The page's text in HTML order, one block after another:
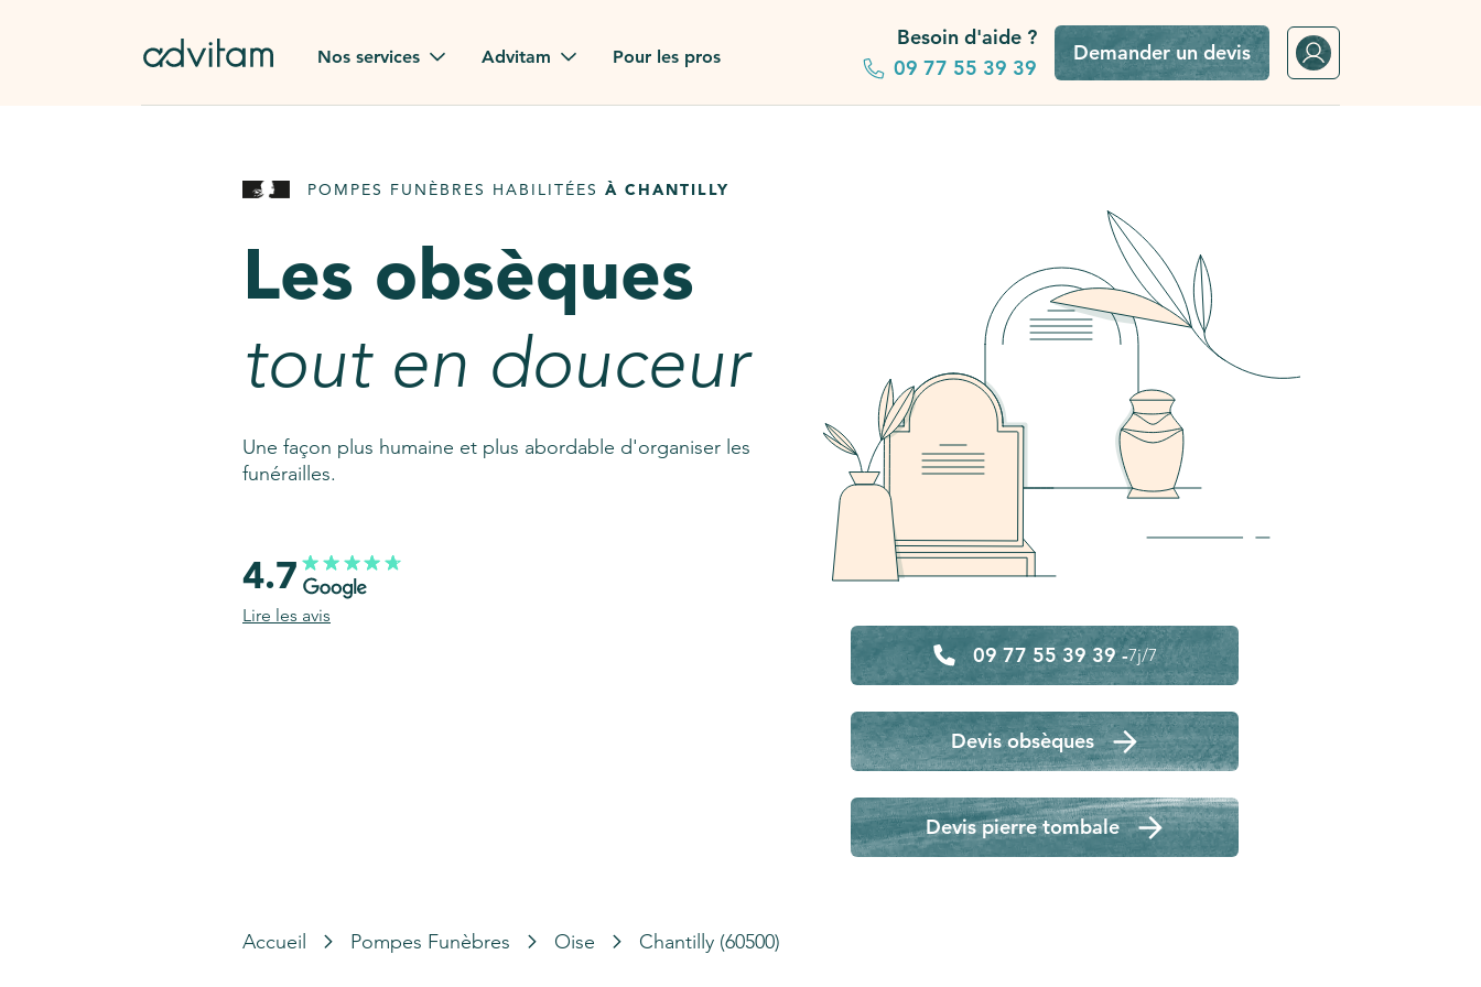
Nos services
Rapatriement à
Pierre tombale
AssistGPT
Nos services en plus
Advitam
Advitam dans la presse
Consultez notre FAQ
Pour les pros
Besoin d'aide ?
09 77 55 39 39
Demander un devis
POMPES FUNÈBRES HABILITÉES À CHANTILLY
Les obsèques
tout en douceur
Une façon plus humaine et plus abordable d'organiser les
funérailles.
09 77 55 39 39 -7j/7
Devis obsèques
Devis pierre tombale
4.7
Lire les avis
Accueil Pompes Funèbres Oise Chantilly (60500)